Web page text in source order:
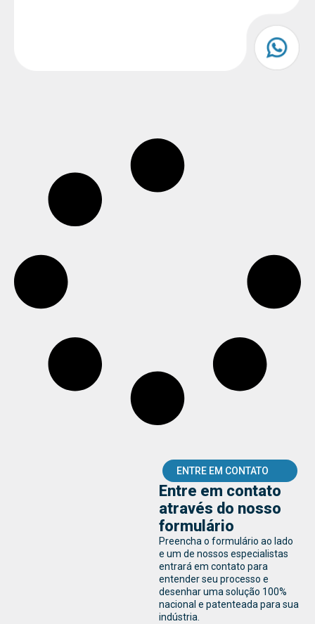
ENTRE EM CONTATO
Entre em contato
através do nosso
formulário
Preencha o formulário ao lado
e um de nossos especialistas
entrará em contato para
entender seu processo e
desenhar uma solução 100%
nacional e patenteada para sua
indústria.